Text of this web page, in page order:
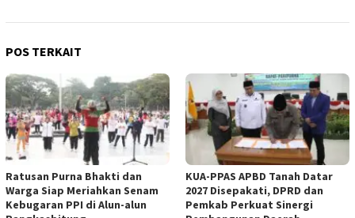
POS TERKAIT
Ratusan Purna Bhakti dan
Warga Siap Meriahkan Senam
Kebugaran PPI di Alun-alun
KUA-PPAS APBD Tanah Datar
2027 Disepakati, DPRD dan
Pemkab Perkuat Sinergi